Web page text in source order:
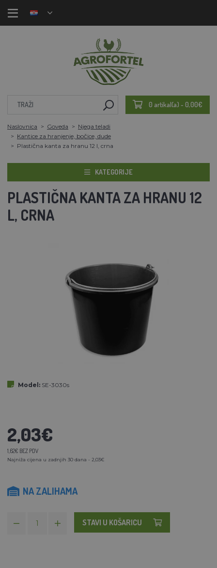
0 artikal(a) - 0,00€
Naslovnica Goveda
Njega teladi
Kantice za hranjenje, bočice, dude
Plastična kanta za hranu 12 l, crna
KATEGORIJE
PLASTIČNA KANTA ZA HRANU 12
L, CRNA
Model: SE-3030s
2,03€
1,62€ BEZ PDV
Najniža cijena u zadnjih 30 dana - 2,03€
NA ZALIHAMA
STAVI U KOŠARICU